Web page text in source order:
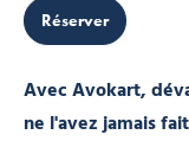
Avec Avokart,
ne l'avez jamais
Réserver